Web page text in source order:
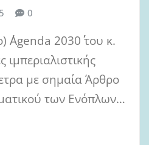
0
2030΄΄ του κ.
με σημαία Άρθρο
των Ενόπλων…